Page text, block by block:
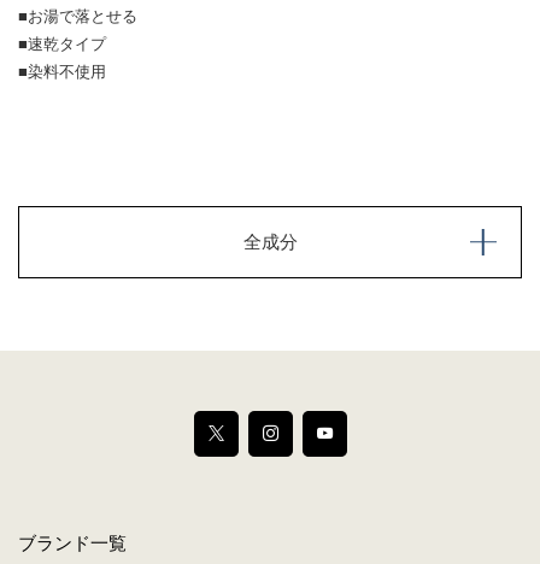
■お湯で落とせる
■速乾タイプ
■染料不使用
全成分
ブランド一覧